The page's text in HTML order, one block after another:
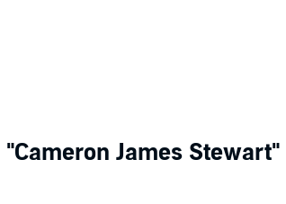
"Cameron James Stewart"